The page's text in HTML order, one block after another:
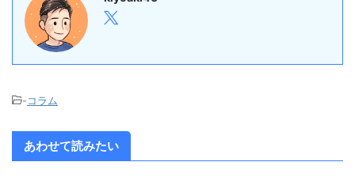
-コラム
あわせて読みたい